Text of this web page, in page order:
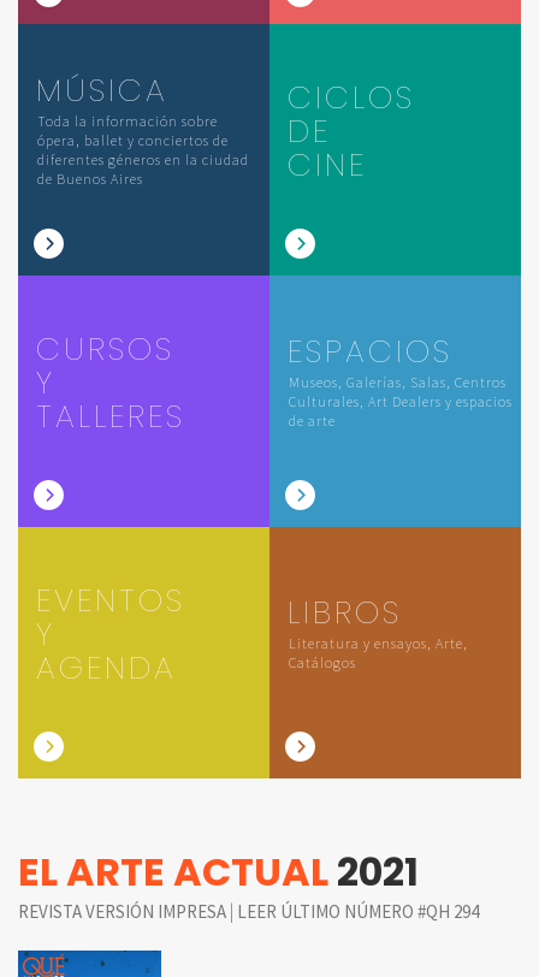
MÚSICA
Toda la información sobre
ópera, ballet y conciertos de
diferentes géneros en la ciudad
de Buenos Aires
CICLOS
DE
CINE
CURSOS
Y
TALLERES
ESPACIOS
Museos, Galerías, Salas, Centros
Culturales, Art Dealers y espacios
de arte
EVENTOS
Y
AGENDA
LIBROS
Literatura y ensayos, Arte,
Catálogos
EL ARTE ACTUAL2021
REVISTA VERSIÓN IMPRESA | LEER ÚLTIMO NÚMERO #QH 294